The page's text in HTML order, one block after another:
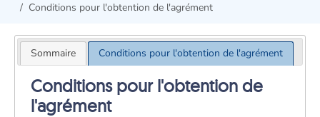
Conditions pour l'obtention de l'agrément
Sommaire Conditions pour l'obtention de l'agrément
Conditions pour l'obtention de
l'agrément